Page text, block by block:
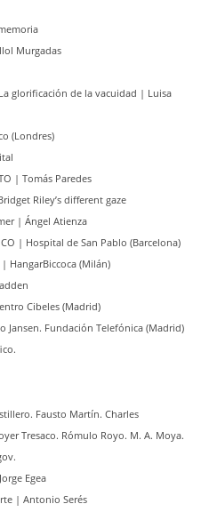
Murgadas
glorificación de la vacuidad | Luisa
(Londres)
| Tomás Paredes
Riley’s different gaze
| Ángel Atienza
| Hospital de San Pablo (Barcelona)
HangarBiccoca (Milán)
Cibeles (Madrid)
Jansen. Fundación Telefónica (Madrid)
Fausto Martín. Charles
Tresaco. Rómulo Royo. M. A. Moya.
Egea
| Antonio Serés